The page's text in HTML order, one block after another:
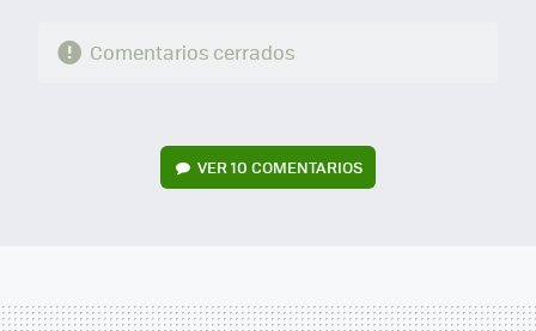
Comentarios cerrados
VER10 COMENTARIOS